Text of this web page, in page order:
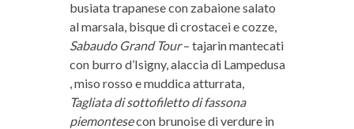
busiata trapanese con zabaione salato
al marsala, bisque di crostacei e cozze,
Sabaudo Grand Tour– tajarin mantecati
con burro d’Isigny, alaccia di Lampedusa
, miso rosso e muddica atturrata,
Tagliata di sottofiletto di fassona
piemontesecon brunoise di verdure in